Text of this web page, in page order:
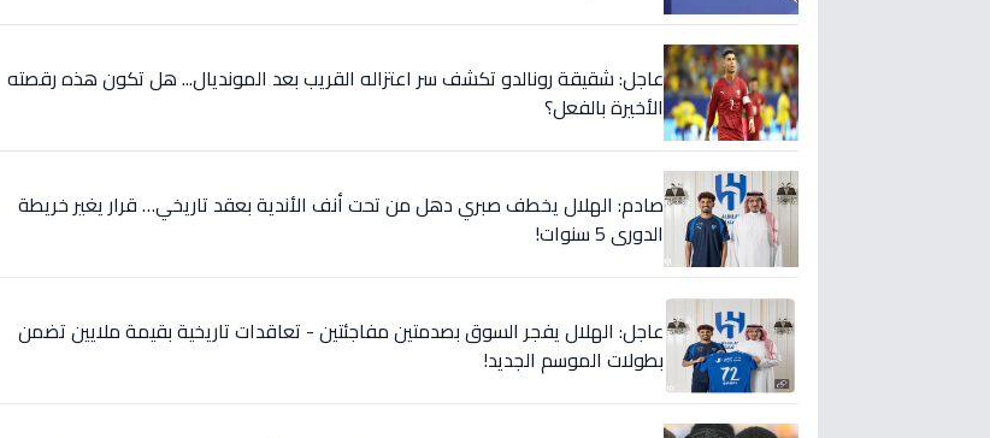
عاجل: شقيقة رونالدو تكشف سر اعتزاله القريب بعد المونديال... هل تكون هذه رقصته
الأخيرة بالفعل؟
صادم: الهلال يخطف صبري دهل من تحت أنف الأندية بعقد تاريخي… قرار يغير خريطة
الدوري 5 سنوات!
عاجل: الهلال يفجر السوق بصدمتين مفاجئتين - تعاقدات تاريخية بقيمة ملايين تضمن
بطولات الموسم الجديد!